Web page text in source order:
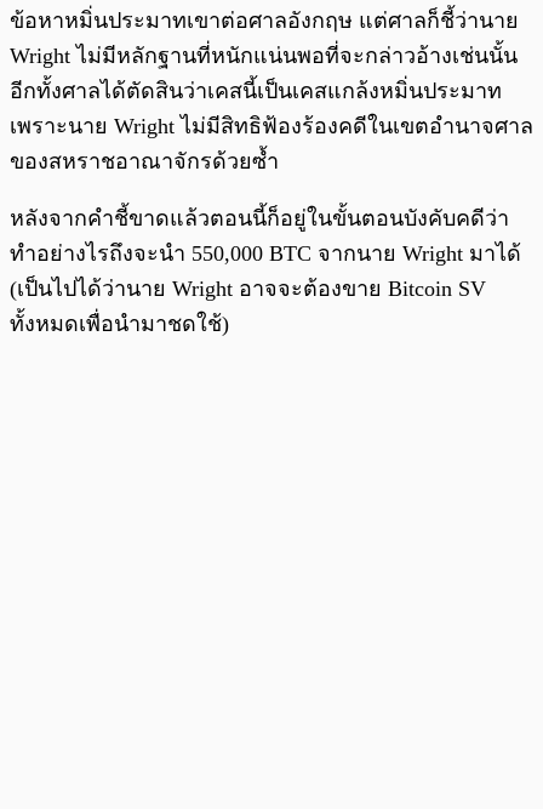
ข้อหาหมิ่นประมาทเขาต่อศาลอังกฤษ แต่ศาลก็ชี้ว่านาย
Wright ไม่มีหลักฐานที่หนักแน่นพอที่จะกล่าวอ้างเช่นนั้น
อีกทั้งศาลได้ตัดสินว่าเคสนี้เป็นเคสแกล้งหมิ่นประมาท
เพราะนาย Wright ไม่มีสิทธิฟ้องร้องคดีในเขตอำนาจศาล
ของสหราชอาณาจักรด้วยซ้ำ
หลังจากคำชี้ขาดแล้วตอนนี้ก็อยู่ในขั้นตอนบังคับคดีว่า
ทำอย่างไรถึงจะนำ 550,000 BTC จากนาย Wright มาได้
(เป็นไปได้ว่านาย Wright อาจจะต้องขาย Bitcoin SV
ทั้งหมดเพื่อนำมาชดใช้)